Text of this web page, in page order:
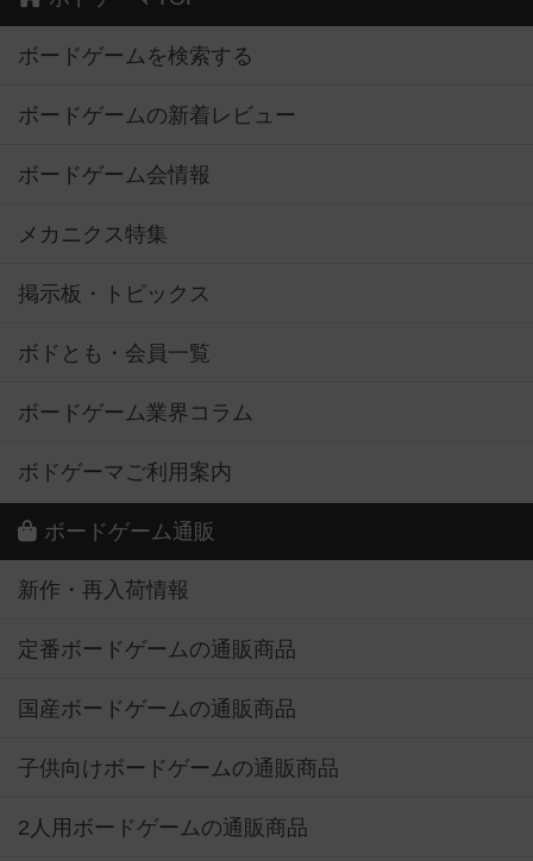
ボードゲームを検索する
ボードゲームの新着レビュー
ボードゲーム会情報
メカニクス特集
掲示板・トピックス
ボドとも・会員一覧
ボードゲーム業界コラム
ボドゲーマご利用案内
ボードゲーム通販
新作・再入荷情報
定番ボードゲームの通販商品
国産ボードゲームの通販商品
子供向けボードゲームの通販商品
2人用ボードゲームの通販商品